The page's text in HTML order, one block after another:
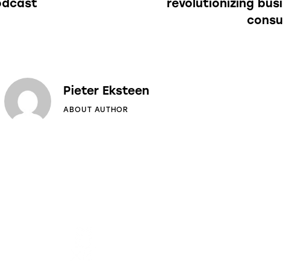
revolutionizing
Pieter Eksteen
ABOUT AUTHOR